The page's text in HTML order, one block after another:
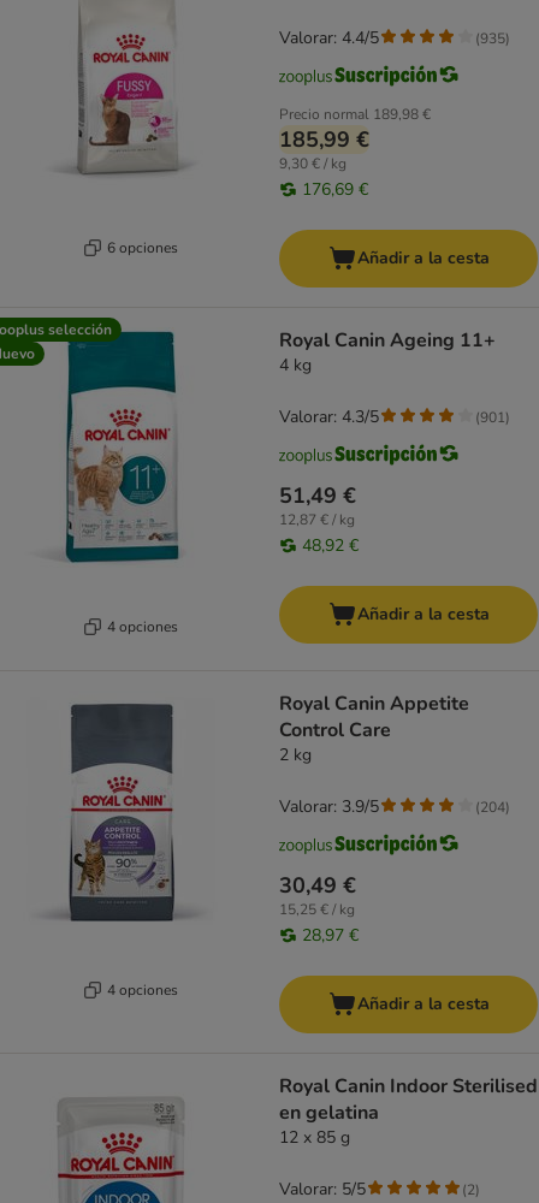
6 opciones
Precio normal 189,98 €
185,99 €
9,30 € / kg
176,69 €
Valorar: 4.4/5 (935)
Añadir a la cesta
selección
4 opciones
Royal Canin Ageing 11+
4 kg
51,49 €
12,87 € / kg
48,92 €
Valorar: 4.3/5 (901)
Añadir a la cesta
4 opciones
Royal Canin Appetite
Control Care
2 kg
30,49 €
15,25 € / kg
28,97 €
Valorar: 3.9/5 (204)
Añadir a la cesta
Royal Canin Indoor Sterilised
en gelatina
12 x 85 g
Valorar: 5/5 (2)